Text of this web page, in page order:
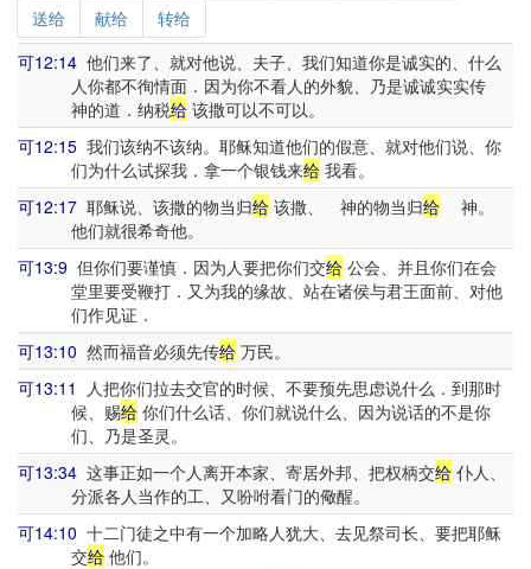
送给
献给
转给
可12:14 他们来了、就对他说、夫子、我们知道你是诚实的、什么
人你都不徇情面．因为你不看人的外貌、乃是诚诚实实传
神的道．纳税给该撒可以不可以。
可12:15 我们该纳不该纳。耶稣知道他们的假意、就对他们说、你
们为什么试探我．拿一个银钱来给我看。
可12:17 耶稣说、该撒的物当归给 该撒、 神的物当归给 神。
他们就很希奇他。
可13:9 但你们要谨慎．因为人要把你们交给 公会、并且你们在会
堂里要受鞭打．又为我的缘故、站在诸侯与君王面前、对他
们作见证．
可13:10 然而福音必须先传给 万民。
可13:11
人把你们拉去交官的时候、不要预先思虑说什么．到那时
候、赐给你们什么话、你们就说什么、因为说话的不是你
们、乃是圣灵。
可13:34 这事正如一个人离开本家、寄居外邦、把权柄交给 仆人、
分派各人当作的工、又吩咐看门的儆醒。
可14:10 十二门徒之中有一个加略人犹大、去见祭司长、要把耶稣
交给他们。